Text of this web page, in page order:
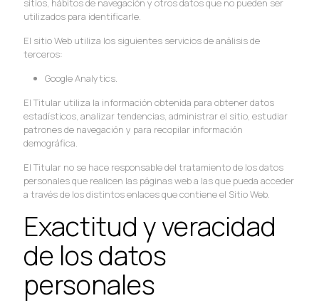
sitios, hábitos de navegación y otros datos que no pueden ser
utilizados para identificarle.
El sitio Web utiliza los siguientes servicios de análisis de
terceros:
Google Analytics.
El Titular utiliza la información obtenida para obtener datos
estadísticos, analizar tendencias, administrar el sitio, estudiar
patrones de navegación y para recopilar información
demográfica.
El Titular no se hace responsable del tratamiento de los datos
personales que realicen las páginas web a las que pueda acceder
a través de los distintos enlaces que contiene el Sitio Web.
Exactitud y veracidad
de los datos
personales